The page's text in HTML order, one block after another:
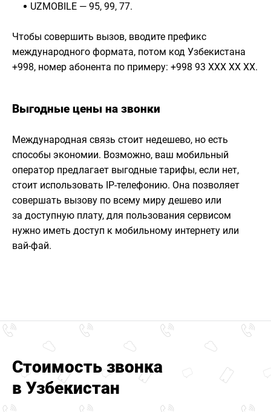
UZMOBILE — 95, 99, 77.
Чтобы совершить вызов, вводите префикс
международного формата, потом код Узбекистана
+998, номер абонента по примеру: +998 93 ХХХ ХХ ХХ.
Выгодные цены на звонки
Международная связь стоит недешево, но есть
способы экономии. Возможно, ваш мобильный
оператор предлагает выгодные тарифы, если нет,
стоит использовать IP-телефонию. Она позволяет
совершать вызову по всему миру дешево или
за доступную плату, для пользования сервисом
нужно иметь доступ к мобильному интернету или
вай-фай.
Стоимость звонка
в Узбекистан